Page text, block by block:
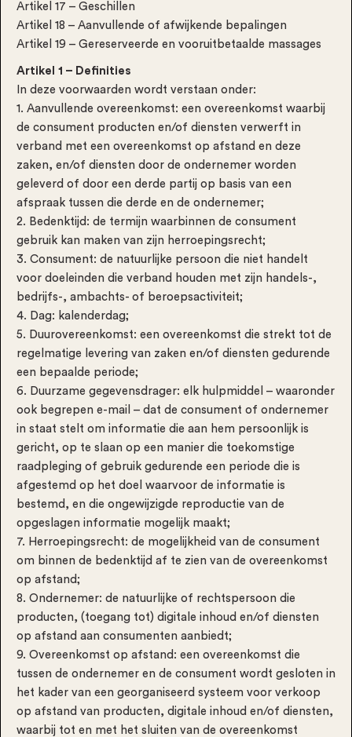
Artikel 17 – Geschillen
Artikel 18 – Aanvullende of afwijkende bepalingen
Artikel 19 – Gereserveerde en vooruitbetaalde massages
Artikel 1 – Definities
In deze voorwaarden wordt verstaan onder:
1. Aanvullende overeenkomst: een overeenkomst waarbij
de consument producten en/of diensten verwerft in
verband met een overeenkomst op afstand en deze
zaken, en/of diensten door de ondernemer worden
geleverd of door een derde partij op basis van een
afspraak tussen die derde en de ondernemer;
2. Bedenktijd: de termijn waarbinnen de consument
gebruik kan maken van zijn herroepingsrecht;
3. Consument: de natuurlijke persoon die niet handelt
voor doeleinden die verband houden met zijn handels-,
bedrijfs-, ambachts- of beroepsactiviteit;
4. Dag: kalenderdag;
5. Duurovereenkomst: een overeenkomst die strekt tot de
regelmatige levering van zaken en/of diensten gedurende
een bepaalde periode;
6. Duurzame gegevensdrager: elk hulpmiddel – waaronder
ook begrepen e-mail – dat de consument of ondernemer
in staat stelt om informatie die aan hem persoonlijk is
gericht, op te slaan op een manier die toekomstige
raadpleging of gebruik gedurende een periode die is
afgestemd op het doel waarvoor de informatie is
bestemd, en die ongewijzigde reproductie van de
opgeslagen informatie mogelijk maakt;
7. Herroepingsrecht: de mogelijkheid van de consument
om binnen de bedenktijd af te zien van de overeenkomst
op afstand;
8. Ondernemer: de natuurlijke of rechtspersoon die
producten, (toegang tot) digitale inhoud en/of diensten
op afstand aan consumenten aanbiedt;
9. Overeenkomst op afstand: een overeenkomst die
tussen de ondernemer en de consument wordt gesloten in
het kader van een georganiseerd systeem voor verkoop
op afstand van producten, digitale inhoud en/of diensten,
waarbij tot en met het sluiten van de overeenkomst